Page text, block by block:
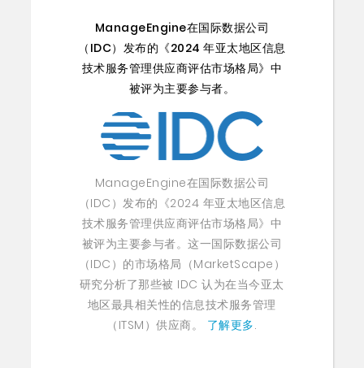
ManageEngine在国际数据公司
（IDC）发布的《2024 年亚太地区信息
技术服务管理供应商评估市场格局》中
被评为主要参与者。
ManageEngine在国际数据公司
（IDC）发布的《2024 年亚太地区信息
技术服务管理供应商评估市场格局》中
被评为主要参与者。这一国际数据公司
（IDC）的市场格局（MarketScape）
研究分析了那些被 IDC 认为在当今亚太
地区最具相关性的信息技术服务管理
（ITSM）供应商。 了解更多.